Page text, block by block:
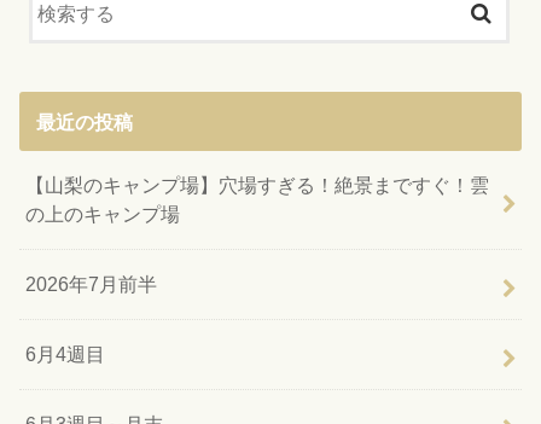
最近の投稿
【山梨のキャンプ場】穴場すぎる！絶景まですぐ！雲
の上のキャンプ場
2026年7月前半
6月4週目